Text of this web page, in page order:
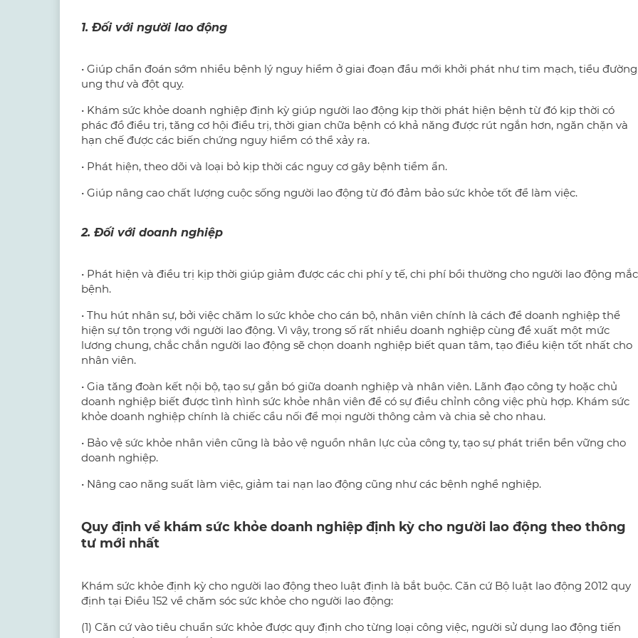
1. Đối với người lao động
• Giúp chẩn đoán sớm nhiều bệnh lý nguy hiểm ở giai đoạn đầu mới khởi phát như tim mạch, tiểu
ung thư và đột quỵ.
• Khám sức khỏe doanh nghiệp định kỳ giúp người lao động kịp thời phát hiện bệnh từ đó kịp thời có
phác đồ điều trị, tăng cơ hội điều trị, thời gian chữa bệnh có khả năng được rút ngắn hơn, ngăn chặn và
hạn chế được các biến chứng nguy hiểm có thể xảy ra.
• Phát hiện, theo dõi và loại bỏ kịp thời các nguy cơ gây bệnh tiềm ẩn.
• Giúp nâng cao chất lượng cuộc sống người lao động từ đó đảm bảo sức khỏe tốt để làm việc.
2. Đối với doanh nghiệp
• Phát hiện và điều trị kịp thời giúp giảm được các chi phí y tế, chi phí bồi thường cho người lao động mắc
bệnh.
• Thu hút nhân sự, bởi việc chăm lo sức khỏe cho cán bộ, nhân viên chính là cách để doanh nghiệp thể
hiện sự tôn trọng với người lao động. Vì vậy, trong số rất nhiều doanh nghiệp cùng đề xuất một mức
lương chung, chắc chắn người lao động sẽ chọn doanh nghiệp biết quan tâm, tạo điều kiện tốt nhất cho
nhân viên.
• Gia tăng đoàn kết nội bộ, tạo sự gắn bó giữa doanh nghiệp và nhân viên. Lãnh đạo công ty hoặc chủ
doanh nghiệp biết được tình hình sức khỏe nhân viên để có sự điều chỉnh công việc phù hợp. Khám sức
khỏe doanh nghiệp chính là chiếc cầu nối để mọi người thông cảm và chia sẻ cho nhau.
• Bảo vệ sức khỏe nhân viên cũng là bảo vệ nguồn nhân lực của công ty, tạo sự phát triển bền vững cho
doanh nghiệp.
• Nâng cao năng suất làm việc, giảm tai nạn lao động cũng như các bệnh nghề nghiệp.
Quy định về khám sức khỏe doanh nghiệp định kỳ cho người lao động theo thông
tư mới nhất
Khám sức khỏe định kỳ cho người lao động theo luật định là bắt buộc. Căn cứ Bộ luật lao động 2012 quy
định tại Điều 152 về chăm sóc sức khỏe cho người lao động:
(1) Căn cứ vào tiêu chuẩn sức khỏe được quy định cho từng loại công việc, người sử dụng lao động tiến